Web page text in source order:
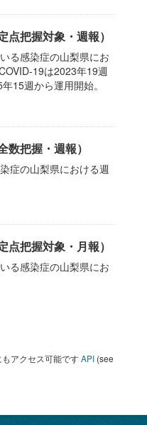
把握対象・週報）
る感染症の山梨県にお
19は2023年19週
15週から運用開始。
把握・週報）
症の山梨県における週
把握対象・月報）
る感染症の山梨県にお
アクセス可能ですAPI (see